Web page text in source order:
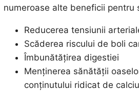
numeroase alte beneficii pentru
Reducerea tensiunii
Scăderea riscului de boli
Îmbunătățirea digestiei
Menținerea sănătății
conținutului ridicat de calciu